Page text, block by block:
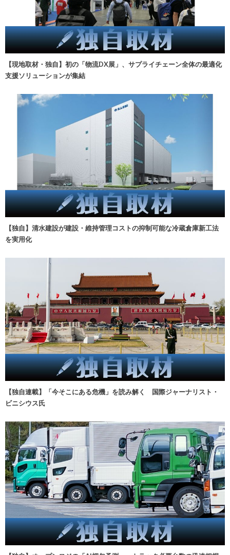
【現地取材・独自】初の「物流DX展」、サプライチェーン全体の最適化
支援ソリューションが集結
【独自】清水建設が建設・維持管理コストの抑制可能な冷蔵倉庫新工法
を実用化
【独自連載】「今そこにある危機」を読み解く 国際ジャーナリスト・
ビニシウス氏